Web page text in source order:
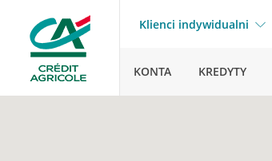
Klienci indywidualni
KONTA KREDYTY